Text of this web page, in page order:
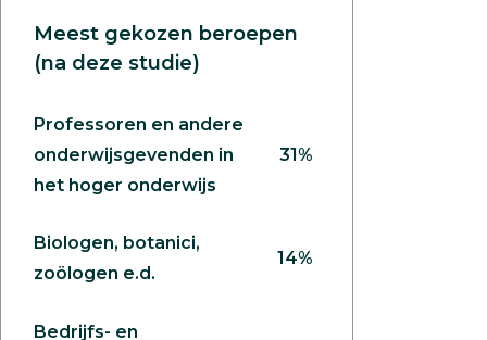
Meest gekozen beroepen
(na deze studie)
Professoren en andere
onderwijsgevenden in
het hoger onderwijs
31%
Biologen, botanici,
zoölogen e.d.
14%
Bedrijfs- en